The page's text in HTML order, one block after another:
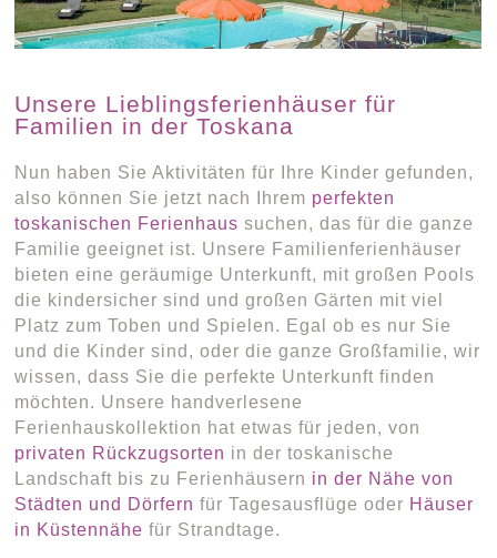
Unsere Lieblingsferienhäuser für
Familien in der Toskana
Nun haben Sie Aktivitäten für Ihre Kinder gefunden,
also können Sie jetzt nach Ihrem perfekten
toskanischen Ferienhaus suchen, das für die ganze
Familie geeignet ist. Unsere Familienferienhäuser
bieten eine geräumige Unterkunft, mit großen Pools
die kindersicher sind und großen Gärten mit viel
Platz zum Toben und Spielen. Egal ob es nur Sie
und die Kinder sind, oder die ganze Großfamilie, wir
wissen, dass Sie die perfekte Unterkunft finden
möchten. Unsere handverlesene
Ferienhauskollektion hat etwas für jeden, von
privaten Rückzugsorten in der toskanische
Landschaft bis zu Ferienhäusern in der Nähe von
Städten und Dörfern für Tagesausflüge oder Häuser
in Küstennähe für Strandtage.